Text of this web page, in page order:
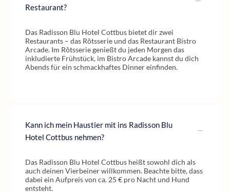
Restaurant?
Das Radisson Blu Hotel Cottbus bietet dir zwei
Restaurants – das Rôtsserie und das Restaurant Bistro
Arcade. Im Rôtsserie genießt du jeden Morgen das
inkludierte Frühstück, im Bistro Arcade kannst du dich
Abends für ein schmackhaftes Dinner einfinden.
Kann ich mein Haustier mit ins Radisson Blu
Hotel Cottbus nehmen?
Das Radisson Blu Hotel Cottbus heißt sowohl dich als
auch deinen Vierbeiner willkommen. Beachte bitte, dass
dabei ein Aufpreis von ca. 25 € pro Nacht und Hund
entsteht.